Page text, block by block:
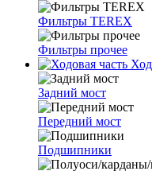
Фильтры TEREX
Фильтры прочее
Задний мост
Передний мост
Подшипники